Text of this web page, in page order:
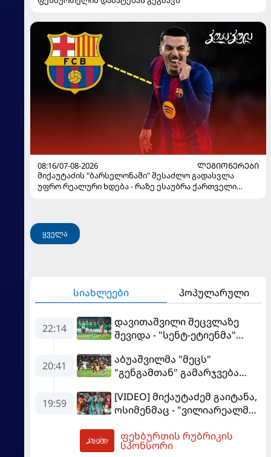
08:16/07-08-2026
ᲚᲔᲒᲘᲝᲜᲔᲠᲔᲑᲘ
მიქაუტაძის "ბარსელონაში" შესაძლო გადასვლა
უფრო რეალური ხდება - რაზე ესაუბრა ქართველი
ყველა
სიახლეები პოპულარული
22:14
დავითაშვილი შეცვლაზე
შევიდა - "სენტ-ეტიენმა"
20:41
აბუაშვილმა "მეცს"
"გენგამთან" გამარჯვება
19:59
[VIDEO] მიქაუტაძემ გაიტანა,
ოსიმენმაც - "ვილიარეალმა"
"გალათასარაის" მოუგო
ფეხბურთის რუბრიკის
სპონსორი